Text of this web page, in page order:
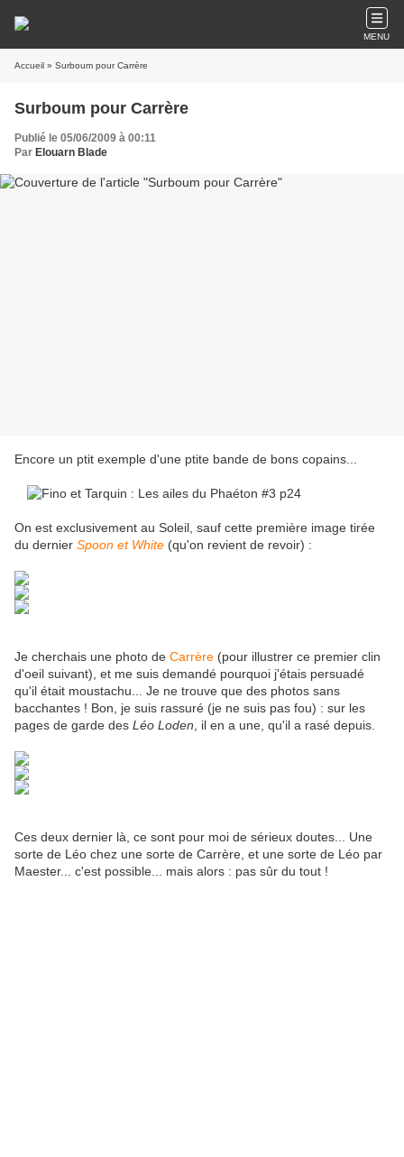
MENU
Accueil » Surboum pour Carrère
Surboum pour Carrère
Publié le 05/06/2009 à 00:11
Par Elouarn Blade
Encore un ptit exemple d'une ptite bande de bons copains...
On est exclusivement au Soleil, sauf cette première image tirée
du dernier Spoon et White (qu'on revient de revoir) :
Je cherchais une photo de Carrère (pour illustrer ce premier clin
d'oeil suivant), et me suis demandé pourquoi j'étais persuadé
qu'il était moustachu... Je ne trouve que des photos sans
bacchantes ! Bon, je suis rassuré (je ne suis pas fou) : sur les
pages de garde des Léo Loden , il en a une, qu'il a rasé depuis.
Ces deux dernier là, ce sont pour moi de sérieux doutes... Une
sorte de Léo chez une sorte de Carrère, et une sorte de Léo par
Maester... c'est possible... mais alors : pas sûr du tout !